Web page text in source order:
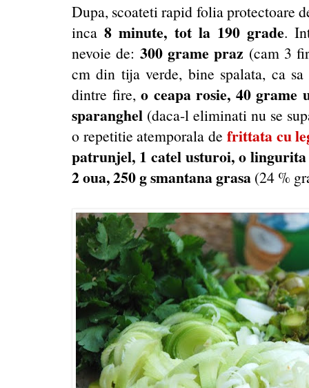
Dupa, scoateti rapid folia protectoare
inca8 minute, tot la 190 grade.
nevoie de: 300 grame praz (cam 3
cm din tija verde, bine spalata, ca
dintre fire,o ceapa rosie, 40 grame
sparanghel (daca-l eliminati nu se
o repetitie atemporala de frittata cu
patrunjel, 1 catel usturoi, o
2 oua, 250 g smantana grasa (24 %